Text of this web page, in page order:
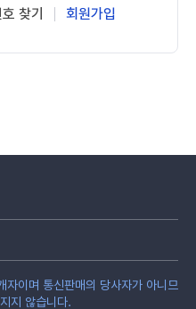
찾기 회원가입
자이며 통신판매의 당사자가 아니므
지 않습니다.